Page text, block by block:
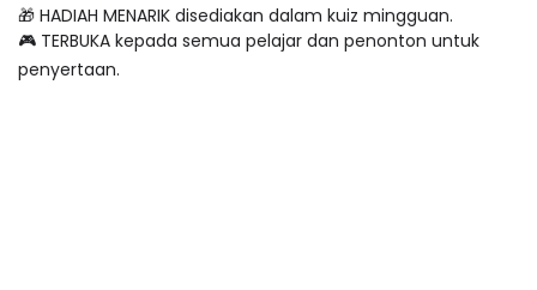
🎁 HADIAH MENARIK disediakan dalam kuiz mingguan.
🎮 TERBUKA kepada semua pelajar dan penonton untuk
penyertaan.